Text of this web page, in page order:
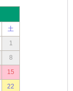
土
1
8
15
22